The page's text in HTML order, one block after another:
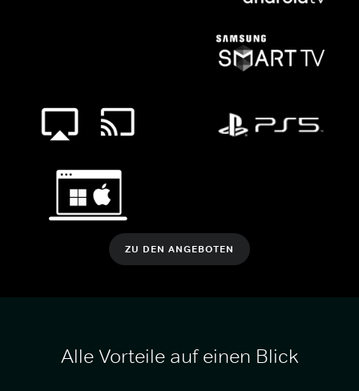
ZU DEN ANGEBOTEN
Alle Vorteile auf einen Blick